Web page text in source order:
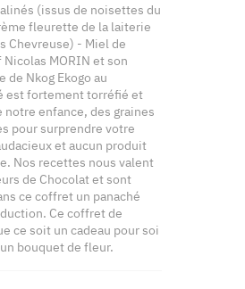
(issus de noisettes du
fleurette de la laiterie
Chevreuse) - Miel de
MORIN et son
Nkog Ekogo au
est fortement torréfié et
enfance, des graines
pour surprendre votre
et aucun produit
Nos recettes nous valent
de Chocolat et sont
ce coffret un panaché
Ce coffret de
ce soit un cadeau pour soi
bouquet de fleur.